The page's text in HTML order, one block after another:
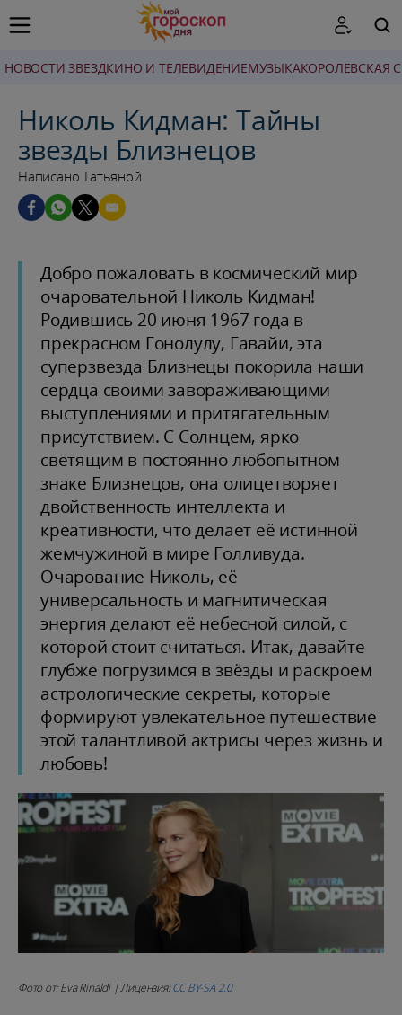
НОВОСТИ ЗВЕЗДКИНО И ТЕЛЕВИДЕНИЕМУЗЫКАКОРОЛЕВСКАЯ
Николь Кидман: Тайны
звезды Близнецов
Написано Татьяной
Добро пожаловать в космический мир
очаровательной Николь Кидман!
Родившись 20 июня 1967 года в
прекрасном Гонолулу, Гавайи, эта
суперзвезда Близнецы покорила наши
сердца своими завораживающими
выступлениями и притягательным
присутствием. С Солнцем, ярко
светящим в постоянно любопытном
знаке Близнецов, она олицетворяет
двойственность интеллекта и
креативности, что делает её истинной
жемчужиной в мире Голливуда.
Очарование Николь, её
универсальность и магнитическая
энергия делают её небесной силой, с
которой стоит считаться. Итак, давайте
глубже погрузимся в звёзды и раскроем
астрологические секреты, которые
формируют увлекательное путешествие
этой талантливой актрисы через жизнь и
любовь!
Фото от: Eva Rinaldi | Лицензия:CC BY-SA 2.0